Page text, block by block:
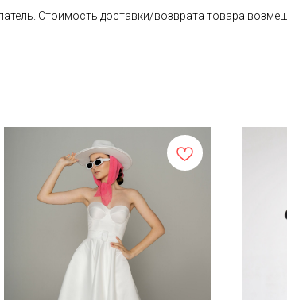
Стоимость доставки/возврата товара